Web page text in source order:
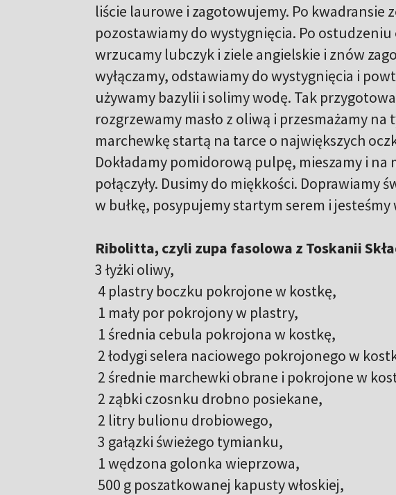
liście laurowe i zagotowujemy. Po kwadransie
pozostawiamy do wystygnięcia. Po
wrzucamy lubczyk i ziele angielskie i znów
wyłączamy, odstawiamy do wystygnięcia i
używamy bazylii i solimy wodę. Tak
rozgrzewamy masło z oliwą i przesmażamy na
marchewkę startą na tarce o największych
Dokładamy pomidorową pulpę, mieszamy i na
połączyły. Dusimy do miękkości. Doprawiamy
w bułkę, posypujemy startym serem i
Ribolitta, czyli zupa fasolowa z Toskanii
3 łyżki oliwy,
4 plastry boczku pokrojone w kostkę,
1 mały por pokrojony w plastry,
1 średnia cebula pokrojona w kostkę,
2 łodygi selera naciowego pokrojonego w
2 średnie marchewki obrane i pokrojone w
2 ząbki czosnku drobno posiekane,
2 litry bulionu drobiowego,
3 gałązki świeżego tymianku,
1 wędzona golonka wieprzowa,
500 g poszatkowanej kapusty włoskiej,